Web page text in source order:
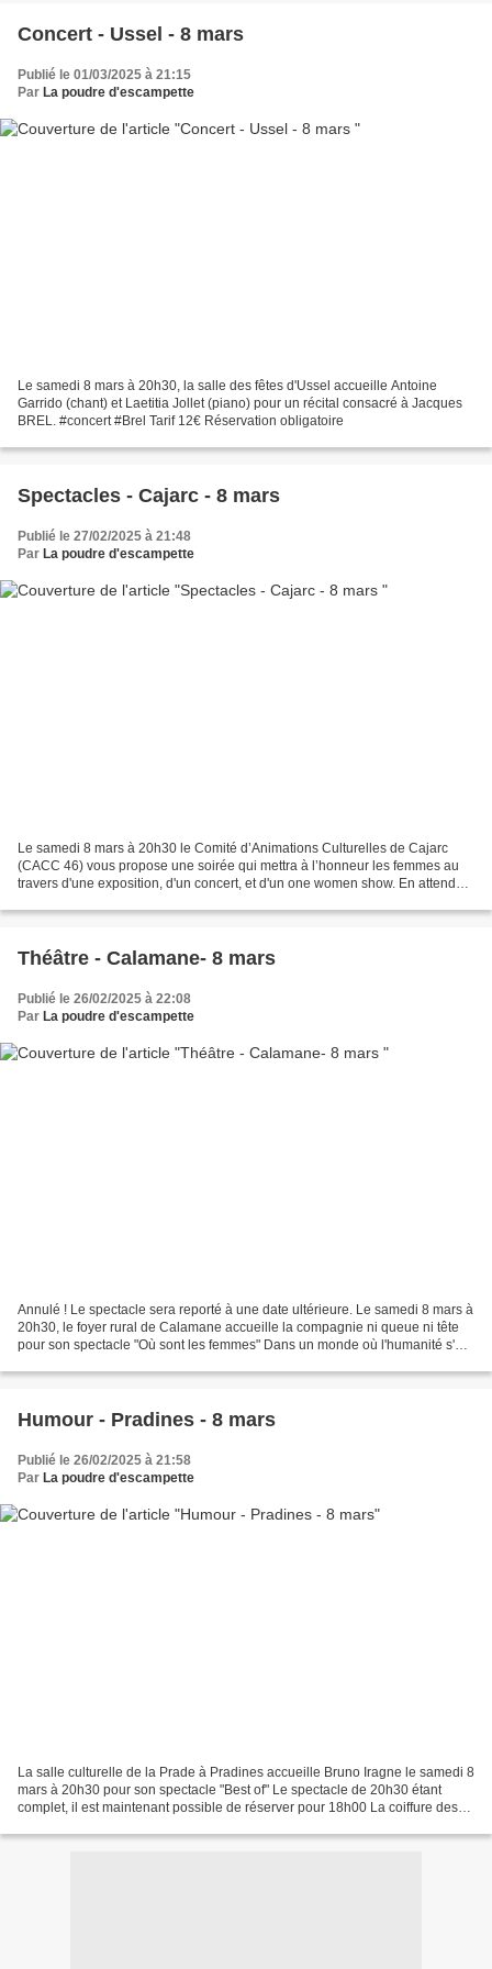
Concert - Ussel - 8 mars
Publié le 01/03/2025 à 21:15
Par La poudre d'escampette
Le samedi 8 mars à 20h30, la salle des fêtes d'Ussel accueille Antoine
Garrido (chant) et Laetitia Jollet (piano) pour un récital consacré à Jacques
BREL. #concert #Brel Tarif 12€ Réservation obligatoire
Spectacles - Cajarc - 8 mars
Publié le 27/02/2025 à 21:48
Par La poudre d'escampette
Le samedi 8 mars à 20h30 le Comité d’Animations Culturelles de Cajarc
(CACC 46) vous propose une soirée qui mettra à l’honneur les femmes au
travers d'une exposition, d'un concert, et d'un one women show. En attendant
Théâtre - Calamane- 8 mars
Publié le 26/02/2025 à 22:08
Par La poudre d'escampette
Annulé ! Le spectacle sera reporté à une date ultérieure. Le samedi 8 mars à
20h30, le foyer rural de Calamane accueille la compagnie ni queue ni tête
pour son spectacle "Où sont les femmes" Dans un monde où l'humanité s'est
Humour - Pradines - 8 mars
Publié le 26/02/2025 à 21:58
Par La poudre d'escampette
La salle culturelle de la Prade à Pradines accueille Bruno Iragne le samedi 8
mars à 20h30 pour son spectacle "Best of" Le spectacle de 20h30 étant
complet, il est maintenant possible de réserver pour 18h00 La coiffure des